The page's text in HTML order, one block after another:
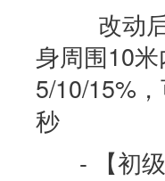
改动后
身周围10
5/10/15%
秒
- 【初